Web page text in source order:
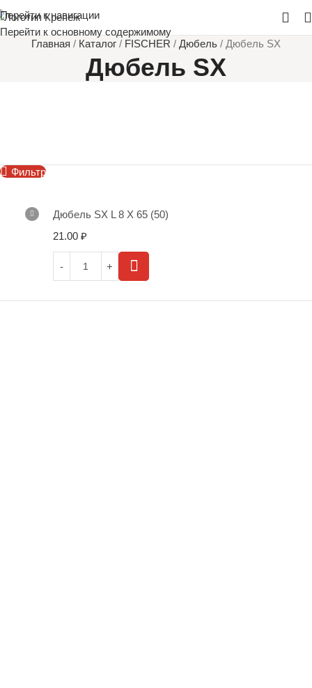
Перейти к навигации
Перейти к основному содержимому
Главная / Каталог / FISCHER / Дюбель / Дюбель SX
Дюбель SX
Фильтр
Дюбель SX L 8 X 65 (50)
21.00 ₽